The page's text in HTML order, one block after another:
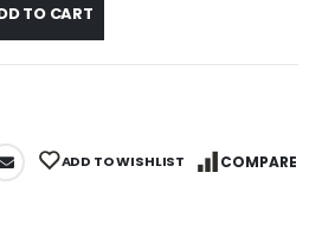
TO CART
ADD TO WISHLIST COMPARE